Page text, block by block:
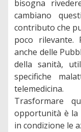
bisogna
cambiano
contributo che
poco rilevante.
anche delle
della sanità,
specifiche
telemedicina.
Trasformare
opportunità è la
in condizione le